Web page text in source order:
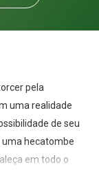
pela
uma realidade
de seu
hecatombe
em todo o